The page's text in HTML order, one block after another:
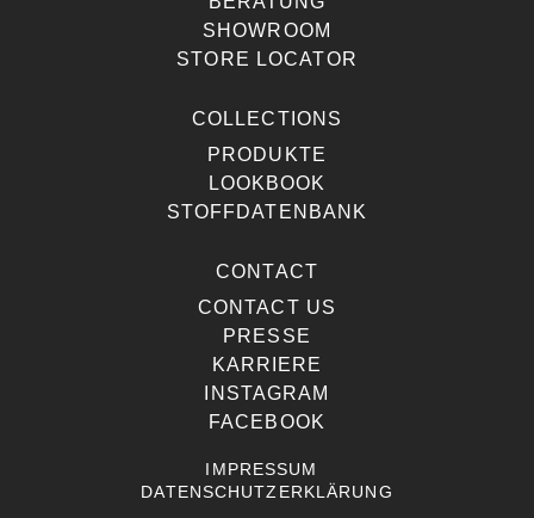
SHOWROOM
STORE LOCATOR
COLLECTIONS
PRODUKTE
LOOKBOOK
STOFFDATENBANK
CONTACT
CONTACT US
PRESSE
KARRIERE
INSTAGRAM
FACEBOOK
IMPRESSUM
DATENSCHUTZERKLÄRUNG